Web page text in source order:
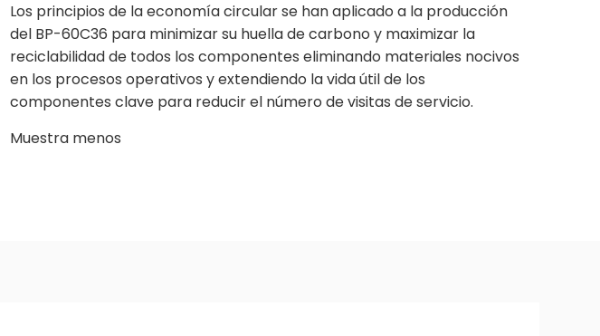
Los principios de la economía circular se han aplicado a la producción
del BP-60C36 para minimizar su huella de carbono y maximizar la
reciclabilidad de todos los componentes eliminando materiales nocivos
en los procesos operativos y extendiendo la vida útil de los
componentes clave para reducir el número de visitas de servicio.
Muestra menos